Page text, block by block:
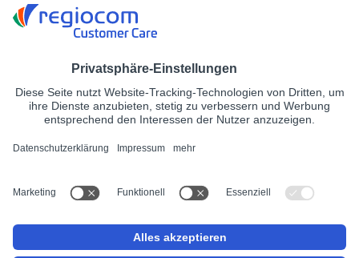
JOBS
regiocom Customer Care